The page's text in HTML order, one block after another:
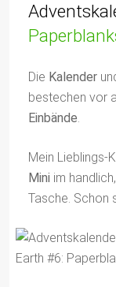
Die Kalender
bestechen vor
Einbände.
Mein Lieblings-
Mini im
Tasche. Schon